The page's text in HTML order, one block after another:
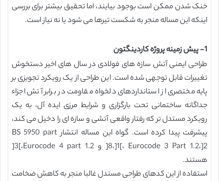
خنک شدن ممکن است بوجود بیایند، اما تحقیق بیشتر برای بررسی
اینکه این مساله منجر به شکست تیرها می شود یا نه نیاز است.
1- پیش زمینه پروژه کاردینگتون
طراحی ایمنی آتش سازه های فولادی در سال های اخیر دستخوش
تغییرات قابل توجهی شده است. این طراحی از یک رویکرد تجویزی بر
پایه مختصری از استانداردهای دلخواه مقاومت در برابر آتش اجزاء
جداگانه ساختمانی تحت بارگزاری و شرایط مرزی ایده آل، به یک
رویکرد مستدل تر که رفتار واقعی آتشی و سازه ای را دخیل می کند،
پیشرفت پیدا کرده است. گواه این مساله انتشار BS 5950 part
8،]1[، Eurocode 3 Part 1.2،]2[ و Eurocode 4 part 1.2،]3[
هستند.
استفاده از این کدهای طراحی مستدل غالبا منجر به کاهش ضخامت